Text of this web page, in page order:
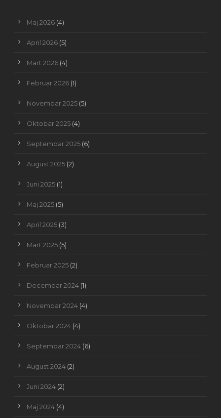
Maj 2026 (4)
April 2026 (5)
Mart 2026 (4)
Februar 2026 (1)
Novembar 2025 (5)
Oktobar 2025 (4)
Septembar 2025 (6)
August 2025 (2)
Juni 2025 (1)
Maj 2025 (5)
April 2025 (3)
Mart 2025 (5)
Februar 2025 (2)
Decembar 2024 (1)
Novembar 2024 (4)
Oktobar 2024 (4)
Septembar 2024 (6)
August 2024 (2)
Juni 2024 (2)
Maj 2024 (4)